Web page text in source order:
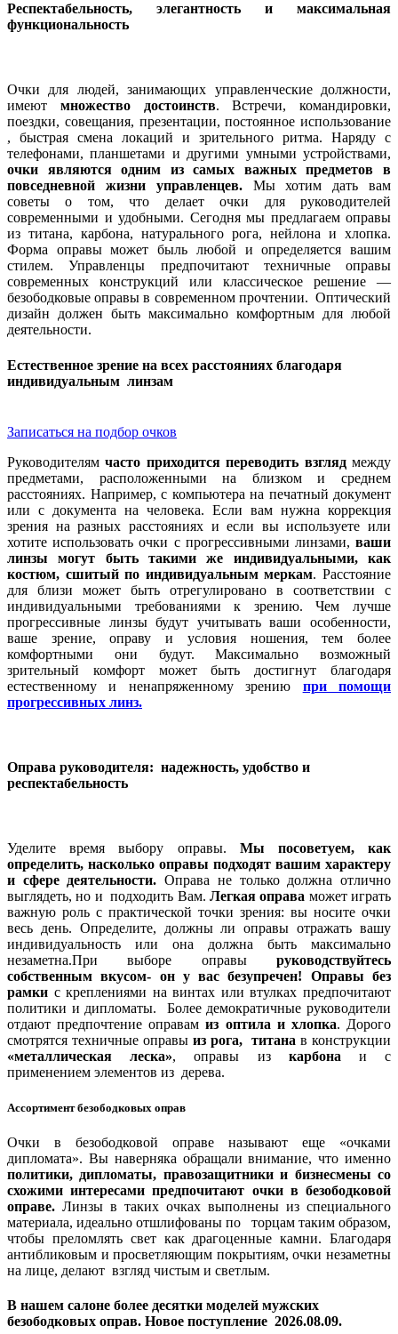
Респектабельность, элегантность и максимальная
функциональность
Очки для людей, занимающих управленческие должности,
имеют множество достоинств. Встречи, командировки,
поездки, совещания, презентации, постоянное использование
, быстрая смена локаций и зрительного ритма. Наряду с
телефонами, планшетами и другими умными устройствами,
очки являются одним из самых важных предметов в
повседневной жизни управленцев.Мы хотим дать вам
советы о том, что делает очки для руководителей
современными и удобными. Сегодня мы предлагаем оправы
из титана, карбона, натурального рога, нейлона и хлопка.
Форма оправы может быль любой и определяется вашим
стилем. Управленцы предпочитают техничные оправы
современных конструкций или классическое решение —
безободковые оправы в современном прочтении. Оптический
дизайн должен быть максимально комфортным для любой
деятельности.
Естественное зрение на всех расстояниях благодаря
индивидуальным линзам
Записаться на подбор очков
Руководителямчасто приходится переводить взглядмежду
предметами, расположенными на близком и среднем
расстояниях. Например, с компьютера на печатный документ
или с документа на человека. Если вам нужна коррекция
зрения на разных расстояниях и если вы используете или
хотите использовать очки с прогрессивными линзами, ваши
линзы могут быть такими же индивидуальными, как
костюм, сшитый по индивидуальным меркам. Расстояние
для близи может быть отрегулировано в соответствии с
индивидуальными требованиями к зрению. Чем лучше
прогрессивные линзы будут учитывать ваши особенности,
ваше зрение, оправу и условия ношения, тем более
комфортными они будут. Максимально возможный
зрительный комфорт может быть достигнут благодаря
естественному и ненапряженному зрению при помощи
прогрессивных линз.
Оправа руководителя: надежность, удобство и
респектабельность
Уделите время выбору оправы. Мы посоветуем, как
определить, насколько оправы подходят вашим характеру
и сфере деятельности. Оправа не только должна отлично
выглядеть, но и подходить Вам. Легкая оправа может играть
важную роль с практической точки зрения: вы носите очки
весь день. Определите, должны ли оправы отражать вашу
индивидуальность или она должна быть максимально
незаметна.При выборе оправы руководствуйтесь
собственным вкусом- он у вас безупречен!
Оправы без
рамки с креплениями на винтах или втулках предпочитают
политики и дипломаты. Более демократичные руководители
отдают предпочтение оправамиз оптила и хлопка. Дорого
смотрятся техничные оправы из рога, титана в конструкции
«металлическая леска», оправы из карбонаи с
применением элементов из дерева.
Ассортимент безободковых оправ
Очки в безободковой оправе называют еще «очками
дипломата». Вы наверняка обращали внимание, что именно
политики, дипломаты, правозащитники и бизнесмены со
схожими интересами предпочитают очки в безободковой
оправе. Линзы в таких очках выполнены из специального
материала, идеально отшлифованы по торцам таким образом,
чтобы преломлять свет как драгоценные камни. Благодаря
антибликовым и просветляющим покрытиям, очки незаметны
на лице, делают взгляд чистым и светлым.
В нашем салоне более десятки моделей мужских
безободковых оправ. Новое поступление 2026.08.09.